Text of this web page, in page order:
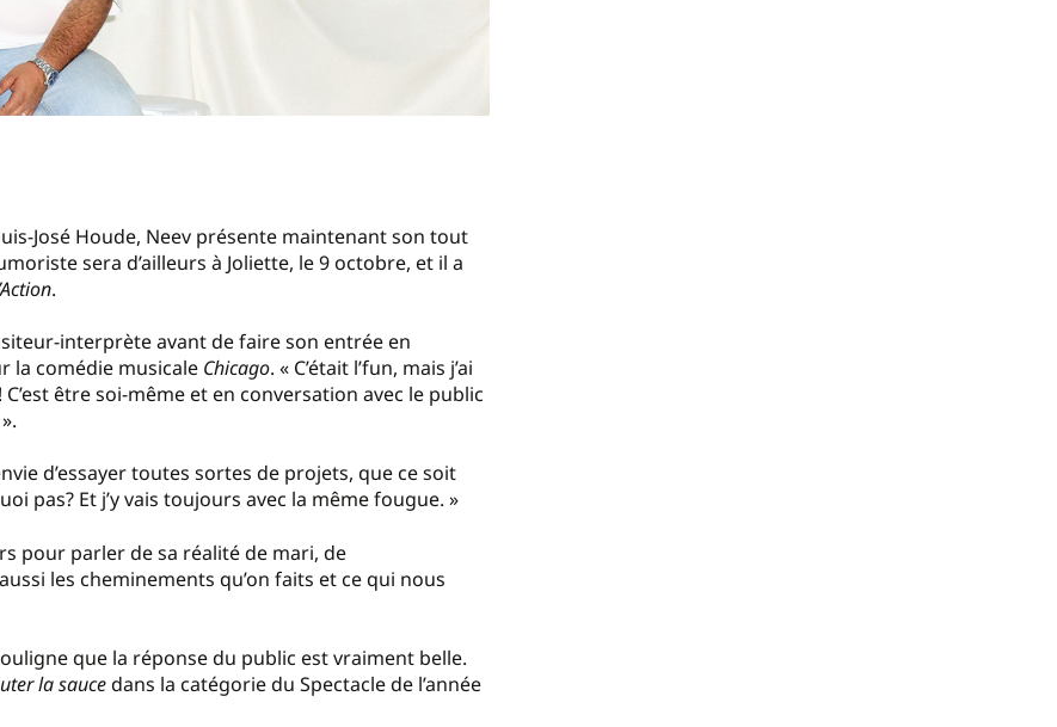
José Houde, Neev présente maintenant son tout
sera d’ailleurs à Joliette, le 9 octobre, et il a
.
interprète avant de faire son entrée en
la comédie musicale Chicago. « C’était l’fun, mais j’ai
être soi-même et en conversation avec le public
d’essayer toutes sortes de projets, que ce soit
pas? Et j’y vais toujours avec la même fougue. »
pour parler de sa réalité de mari, de
les cheminements qu’on faits et ce qui nous
que la réponse du public est vraiment belle.
la saucedans la catégorie du Spectacle de l’année